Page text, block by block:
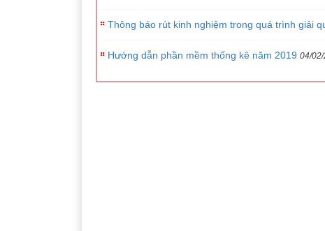
Thông báo rút kinh nghiệm trong quá trình giải
Hướng dẫn phần mềm thống kê năm 2019 04/